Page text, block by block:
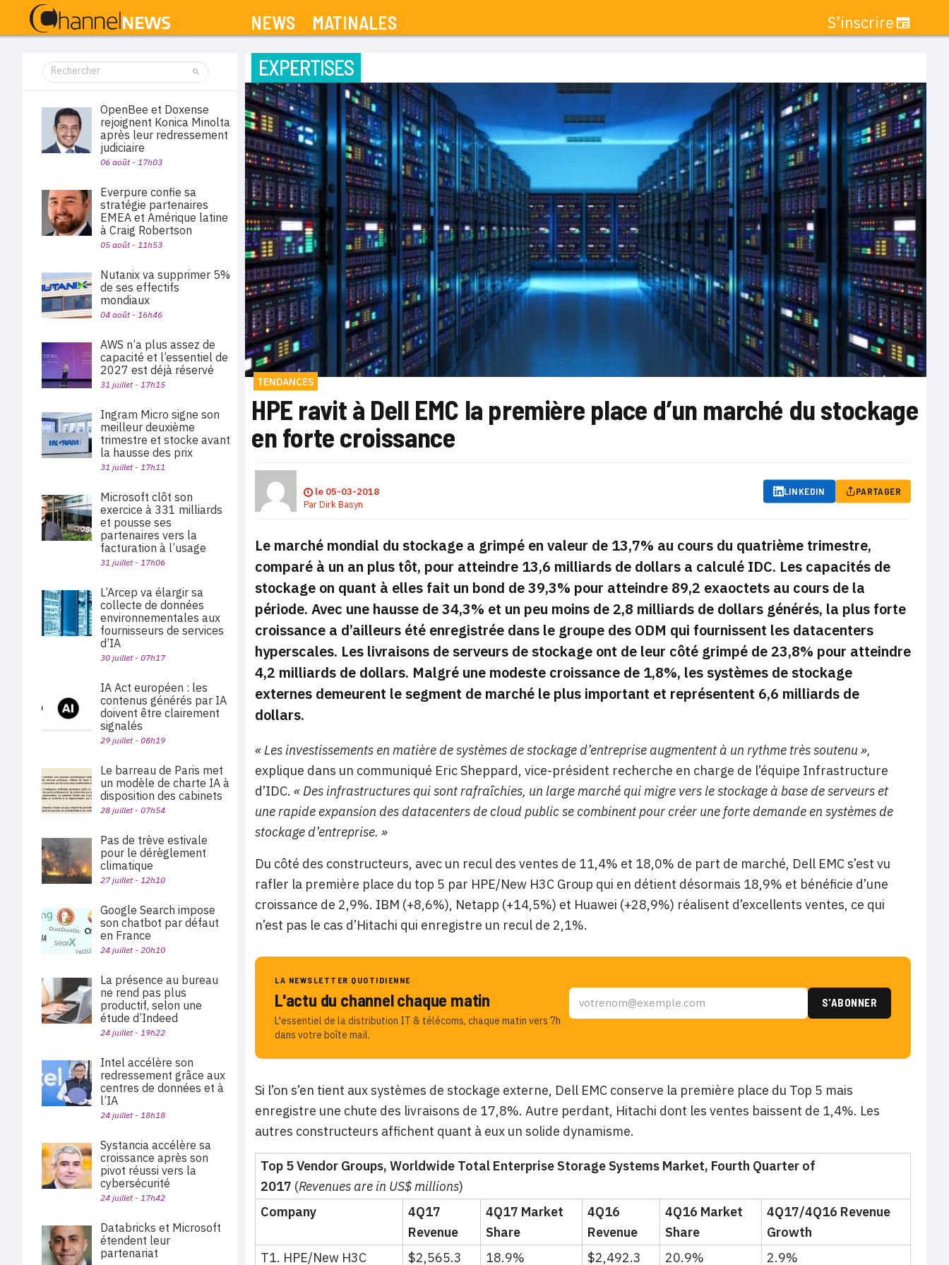
NEWS MATINALES S’inscrire
EXPERTISES
TENDANCES
HPE ravit à Dell EMC la première place d’un marché du stockage
en forte croissance
le 05-03-2018
ParDirk Basyn
LINKEDIN PARTAGER
Le marché mondial du stockage a grimpé en valeur de 13,7% au cours du quatrième trimestre,
comparé à un an plus tôt, pour atteindre 13,6 milliards de dollars a calculé IDC. Les capacités de
stockage on quant à elles fait un bond de 39,3% pour atteindre 89,2 exaoctets au cours de la
période. Avec une hausse de 34,3% et un peu moins de 2,8 milliards de dollars générés, la plus forte
croissance a d’ailleurs été enregistrée dans le groupe des ODM qui fournissent les datacenters
hyperscales. Les livraisons de serveurs de stockage ont de leur côté grimpé de 23,8% pour atteindre
4,2 milliards de dollars. Malgré une modeste croissance de 1,8%, les systèmes de stockage
externes demeurent le segment de marché le plus important et représentent 6,6 milliards de
dollars.
« Les investissements en matière de systèmes de stockage d’entreprise augmentent à un rythme très soutenu »,
explique dans un communiqué Eric Sheppard, vice-président recherche en charge de l’équipe Infrastructure
d’IDC. « Des infrastructures qui sont rafraîchies, un large marché qui migre vers le stockage à base de serveurs et
une rapide expansion des datacenters de cloud public se combinent pour créer une forte demande en systèmes de
stockage d’entreprise. »
Du côté des constructeurs, avec un recul des ventes de 11,4% et 18,0% de part de marché, Dell EMC s’est vu
rafler la première place du top 5 par HPE/New H3C Group qui en détient désormais 18,9% et bénéficie d’une
croissance de 2,9%. IBM (+8,6%), Netapp (+14,5%) et Huawei (+28,9%) réalisent d’excellents ventes, ce qui
n’est pas le cas d’Hitachi qui enregistre un recul de 2,1%.
LA NEWSLETTER QUOTIDIENNE
L'actu du channel chaque matin
L'essentiel de la distribution IT & télécoms, chaque matin vers 7h
dans votre boîte mail.
Si l’on s’en tient aux systèmes de stockage externe, Dell EMC conserve la première place du Top 5 mais
enregistre une chute des livraisons de 17,8%. Autre perdant, Hitachi dont les ventes baissent de 1,4%. Les
autres constructeurs affichent quant à eux un solide dynamisme.
Top 5 Vendor Groups, Worldwide Total Enterprise Storage Systems Market, Fourth Quarter of
2017 (Revenues are in US$ millions)
Company
4Q17
Revenue
4Q17 Market
Share
4Q16
Revenue
4Q16 Market
Share
4Q17/4Q16 Revenue
Growth
T1. HPE/New H3C
$2,565.3 18.9% $2,492.3 20.9% 2.9%
OpenBee et Doxense
rejoignent Konica Minolta
après leur redressement
judiciaire
06 août - 17h03
Everpure confie sa
stratégie partenaires
EMEA et Amérique latine
à Craig Robertson
05 août - 11h53
Nutanix va supprimer 5%
de ses effectifs
mondiaux
04 août - 16h46
AWS n’a plus assez de
capacité et l’essentiel de
2027 est déjà réservé
31 juillet - 17h15
Ingram Micro signe son
meilleur deuxième
trimestre et stocke avant
la hausse des prix
31 juillet - 17h11
Microsoft clôt son
exercice à 331 milliards
et pousse ses
partenaires vers la
facturation à l’usage
31 juillet - 17h06
L’Arcep va élargir sa
collecte de données
environnementales aux
fournisseurs de services
d’IA
30 juillet - 07h17
IA Act européen : les
contenus générés par IA
doivent être clairement
signalés
29 juillet - 08h19
Le barreau de Paris met
un modèle de charte IA à
disposition des cabinets
28 juillet - 07h54
Pas de trève estivale
pour le dérèglement
climatique
27 juillet - 12h10
Google Search impose
son chatbot par défaut
en France
24 juillet - 20h10
La présence au bureau
ne rend pas plus
productif, selon une
étude d’Indeed
24 juillet - 19h22
Intel accélère son
redressement grâce aux
centres de données et à
l’IA
24 juillet - 18h18
Systancia accélère sa
croissance après son
pivot réussi vers la
cybersécurité
24 juillet - 17h42
Databricks et Microsoft
étendent leur
partenariat